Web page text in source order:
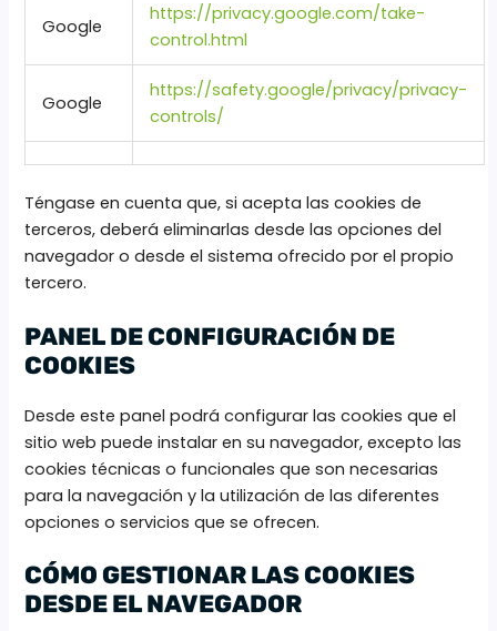
Google
https://privacy.google.com/take-
control.html
Google
https://safety.google/privacy/privacy-
controls/
Téngase en cuenta que, si acepta las cookies de
terceros, deberá eliminarlas desde las opciones del
navegador o desde el sistema ofrecido por el propio
tercero.
PANEL DE CONFIGURACIÓN DE
COOKIES
Desde este panel podrá configurar las cookies que el
sitio web puede instalar en su navegador, excepto las
cookies técnicas o funcionales que son necesarias
para la navegación y la utilización de las diferentes
opciones o servicios que se ofrecen.
CÓMO GESTIONAR LAS COOKIES
DESDE EL NAVEGADOR